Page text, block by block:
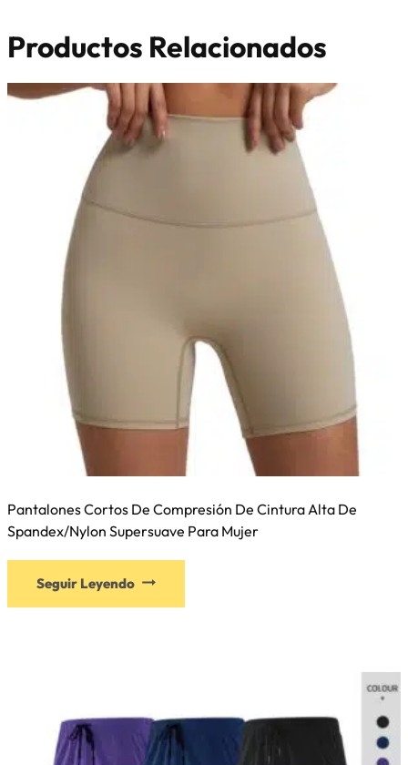
Productos Relacionados
Pantalones Cortos De Compresión De Cintura Alta De
Spandex/nylon Supersuave Para Mujer
Seguir Leyendo